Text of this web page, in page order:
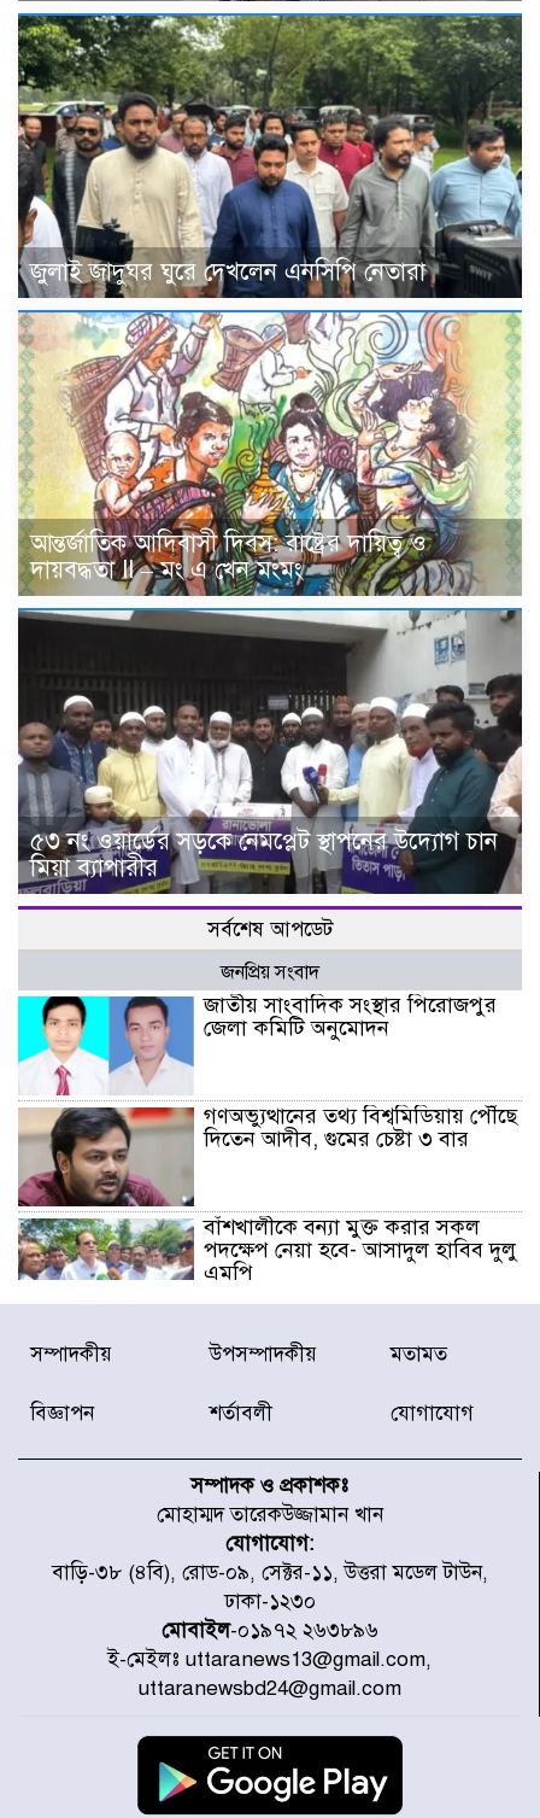
জুলাই জাদুঘর ঘুরে দেখলেন এনসিপি নেতারা
আন্তর্জাতিক আদিবাসী দিবস: রাষ্ট্রের দায়িত্ব ও
দায়বদ্ধতা II – মং এ খেন মংমং
৫৩ নং ওয়ার্ডের সড়কে নেমপ্লেট স্থাপনের উদ্যোগ চান
মিয়া ব্যাপারীর
সর্বশেষ আপডেট
জনপ্রিয় সংবাদ
জাতীয় সাংবাদিক সংস্থার পিরোজপুর
জেলা কমিটি অনুমোদন
গণঅভ্যুত্থানের তথ্য বিশ্বমিডিয়ায় পৌঁছে
দিতেন আদীব, গুমের চেষ্টা ৩ বার
বাঁশখালীকে বন্যা মুক্ত করার সকল
পদক্ষেপ নেয়া হবে- আসাদুল হাবিব দুলু
এমপি
বিদ্যুৎ-জ্বালানি খাতে অস্থিরতা তৈরির
চেষ্টা করছে একটি চক্র : প্রধানমন্ত্রী
৫ আহত, চীনে বন্দর বন্ধ
চিকিৎসা খাতে জিডিপির ৫ শতাংশ
বরাদ্দের ঘোষণা স্থানীয় সরকার মন্ত্রীর
জুলাই জাদুঘর ঘুরে দেখলেন এনসিপি
নেতারা
যুক্তরাষ্ট্রে দাবানল নেভাতে গিয়ে
হেলিকপ্টার বিধ্বস্ত, নিহত ১
সম্পাদকীয় উপসম্পাদকীয় মতামত
বিজ্ঞাপন শর্তাবলী যোগাযোগ
সম্পাদক ও প্রকাশকঃ
মোহাম্মদ তারেকউজ্জামান খান
যোগাযোগ:
বাড়ি-৩৮ (৪বি), রোড-০৯, সেক্টর-১১, উত্তরা মডেল টাউন,
ঢাকা-১২৩০
মোবাইল-০১৯৭২ ২৬৩৮৯৬
ই-মেইলঃ uttaranews13@gmail.com,
uttaranewsbd24@gmail.com